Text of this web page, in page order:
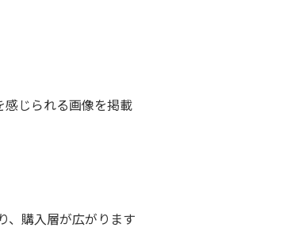
感じられる画像を掲載
、購入層が広がります